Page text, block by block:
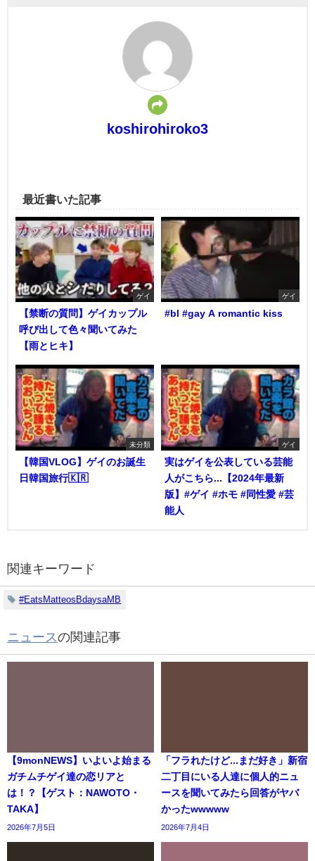
koshirohiroko3
最近書いた記事
ゲイ
【禁断の質問】ゲイカップル
呼び出して色々聞いてみた
【雨とヒキ】
ゲイ
#bl #gay A romantic kiss
未分類
【韓国VLOG】ゲイのお誕生
日韓国旅行🇰🇷
ゲイ
実はゲイを公表している芸能
人がこちら...【2024年最新
版】#ゲイ #ホモ #同性愛 #芸
能人
関連キーワード
#EatsMatteosBdaysaMB
ニュースの関連記事
【9monNEWS】いよいよ始まる
ガチムチゲイ達の恋リアと
は！？【ゲスト：NAWOTO・
TAKA】
2026年7月5日
「フラれたけど...まだ好き」新宿
二丁目にいる人達に個人的ニュ
ースを聞いてみたら回答がヤバ
かったwwwww
2026年7月4日